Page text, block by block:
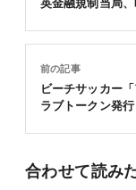
前の記事
ビーチサッカー
ラブトークン発行
合わせて読み